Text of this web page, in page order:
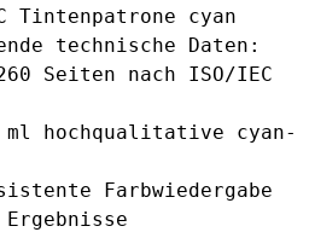
Tintenpatrone cyan
technische Daten:
Seiten nach ISO/IEC
hochqualitative cyan-
Farbwiedergabe